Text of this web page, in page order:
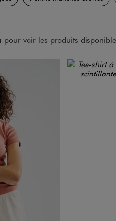
pour voir les produits